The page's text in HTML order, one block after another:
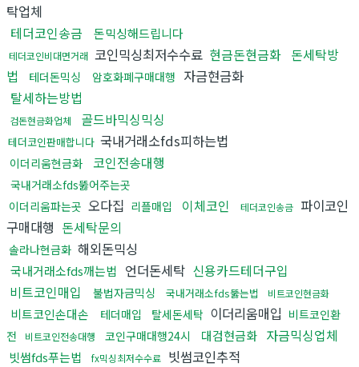
탁업체
테더코인송금
돈믹싱해드립니다
테더코인비대면거래 코인믹싱최저수수료 현금돈현금화 돈세탁방
법
테더돈믹싱 암호화폐구매대행 자금현금화
탈세하는방법
검돈현금화업체 골드바믹싱믹싱
테더코인판매합니다 국내거래소fds피하는법
이더리움현금화 코인전송대행
국내거래소fds뚫어주는곳
이더리움파는곳 오다집 리플매입 이체코인 테더코인송금 파이코인
구매대행 돈세탁문의
솔라나현금화 해외돈믹싱
국내거래소fds깨는법 언더돈세탁 신용카드테더구입
비트코인매입
불법자금믹싱 국내거래소fds뚫는법 비트코인현금화
비트코인손대손 테더매입 탈세돈세탁 이더리움매입 비트코인환
전
비트코인전송대행 코인구매대행24시 대검현금화 자금믹싱업체
빗썸fds푸는법 fx믹싱최저수수료 빗썸코인추적